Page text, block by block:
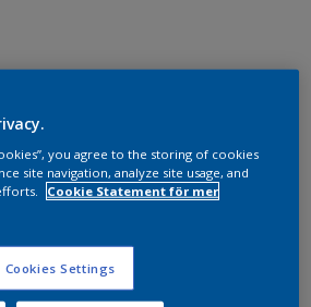
you agree to the storing of cookies
site navigation, analyze site usage, and
Cookie Statement för mer
Cookies Settings